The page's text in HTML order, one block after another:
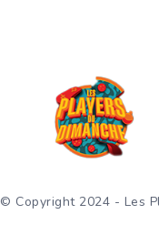
© Copyright 2024 - Les